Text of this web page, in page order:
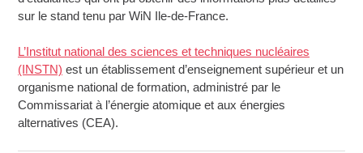
sur le stand tenu par WiN Ile-de-France.
L’Institut national des sciences et techniques nucléaires
(INSTN) est un établissement d’enseignement supérieur et un
organisme national de formation, administré par le
Commissariat à l’énergie atomique et aux énergies
alternatives (CEA).